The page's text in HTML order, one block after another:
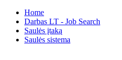
Home
Darbas LT - Job Search
Saulės įtaką
Saulės sistema